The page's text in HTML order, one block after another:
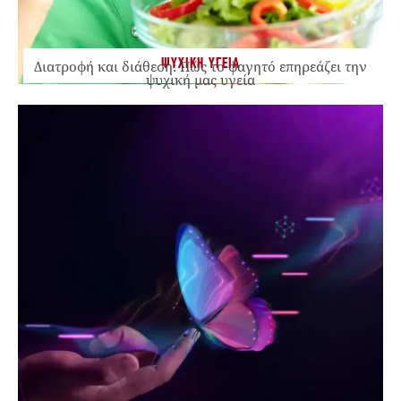
ΨΥΧΙΚΗ ΥΓΕΙΑ
Διατροφή και διάθεση: Πώς το φαγητό επηρεάζει την
ψυχική μας υγεία